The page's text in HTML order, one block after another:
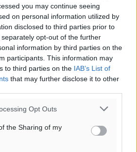
you may continue seeing
on personal information utilized by
disclosed to third parties prior to
opt-out of the further
information by third parties on the
participants. This information may
to third parties on the IAB’s List of
that may further disclose it to other
Opt Outs
the Sharing of my
ειδήσεων
windy» τις επόμενες 48 ώρες στη